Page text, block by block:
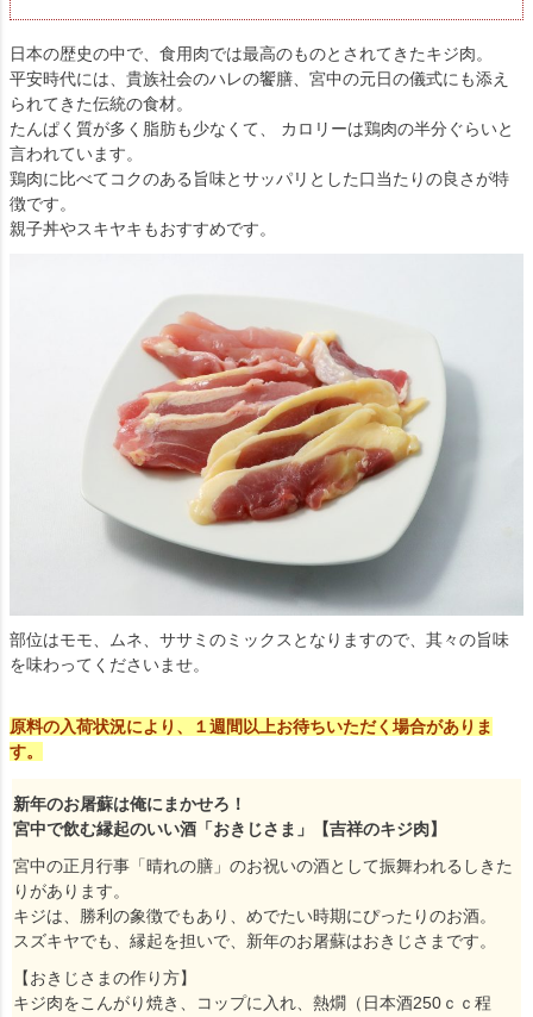
日本の歴史の中で、食用肉では最高のものとされてきたキジ肉。
平安時代には、貴族社会のハレの饗膳、宮中の元日の儀式にも添え
られてきた伝統の食材。
たんぱく質が多く脂肪も少なくて、 カロリーは鶏肉の半分ぐらいと
言われています。
鶏肉に比べてコクのある旨味とサッパリとした口当たりの良さが特
徴です。
親子丼やスキヤキもおすすめです。
部位はモモ、ムネ、ササミのミックスとなりますので、其々の旨味
を味わってくださいませ。
原料の入荷状況により、１週間以上お待ちいただく場合がありま
す。
新年のお屠蘇は俺にまかせろ！
宮中で飲む縁起のいい酒「おきじさま」【吉祥のキジ肉】
宮中の正月行事「晴れの膳」のお祝いの酒として振舞われるしきた
りがあります。
キジは、勝利の象徴でもあり、めでたい時期にぴったりのお酒。
スズキヤでも、縁起を担いで、新年のお屠蘇はおきじさまです。
【おきじさまの作り方】
キジ肉をこんがり焼き、コップに入れ、熱燗（日本酒250ｃｃ程